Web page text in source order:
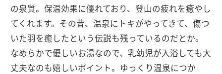
の泉質。保温効果に優れており、登山の疲れを癒やし
てくれます。その昔、温泉にトキがやってきて、傷つ
いた羽を癒したという伝説も残っているのだとか。
なめらかで優しいお湯なので、乳幼児が入浴しても大
丈夫なのも嬉しいポイント。ゆっくり温泉につか